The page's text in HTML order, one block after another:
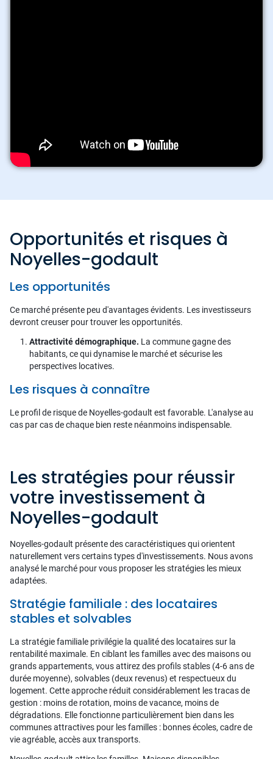
Opportunités et risques à
Noyelles-godault
Les opportunités
Ce marché présente peu d'avantages évidents. Les investisseurs
devront creuser pour trouver les opportunités.
Attractivité démographique. La commune gagne des
habitants, ce qui dynamise le marché et sécurise les
perspectives locatives.
Les risques à connaître
Le profil de risque de Noyelles-godault est favorable. L'analyse au
cas par cas de chaque bien reste néanmoins indispensable.
Les stratégies pour réussir
votre investissement à
Noyelles-godault
Noyelles-godault présente des caractéristiques qui orientent
naturellement vers certains types d'investissements. Nous avons
analysé le marché pour vous proposer les stratégies les mieux
adaptées.
Stratégie familiale : des locataires
stables et solvables
La stratégie familiale privilégie la qualité des locataires sur la
rentabilité maximale. En ciblant les familles avec des maisons ou
grands appartements, vous attirez des profils stables (4-6 ans de
durée moyenne), solvables (deux revenus) et respectueux du
logement. Cette approche réduit considérablement les tracas de
gestion : moins de rotation, moins de vacance, moins de
dégradations. Elle fonctionne particulièrement bien dans les
communes attractives pour les familles : bonnes écoles, cadre de
vie agréable, accès aux transports.